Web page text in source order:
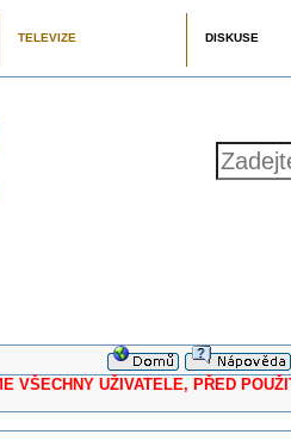
TELEVIZE DISKUSE
UŽIVATELE, PŘED